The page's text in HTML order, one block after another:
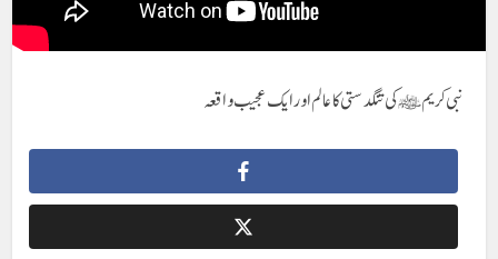
نبی کریم ﷺ کی تنگدستی کا عالم اور ایک عجیب واقعہ